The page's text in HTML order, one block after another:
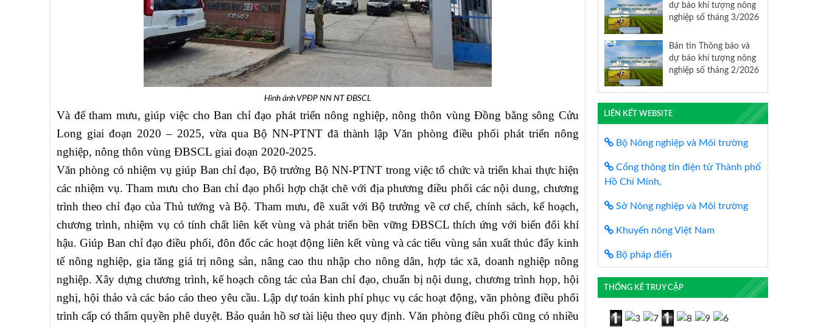
Hình ảnh VPĐP NN NT ĐBSCL
Và để tham mưu, giúp việc cho Ban chỉ đạo phát triển nông nghiệp, nông thôn vùng Đồng bằng sông Cửu
Long giai đoạn 2020 – 2025, vừa qua Bộ NN-PTNT đã thành lập Văn phòng điều phối phát triển nông
nghiệp, nông thôn vùng ĐBSCL giai đoạn 2020-2025.
Văn phòng có nhiệm vụ giúp Ban chỉ đạo, Bộ trưởng Bộ NN-PTNT trong việc tổ chức và triển khai thực hiện
các nhiệm vụ. Tham mưu cho Ban chỉ đạo phối hợp chặt chẽ với địa phương điều phối các nội dung, chương
trình theo chỉ đạo của Thủ tướng và Bộ. Tham mưu, đề xuất với Bộ trưởng về cơ chế, chính sách, kế hoạch,
chương trình, nhiệm vụ có tính chất liên kết vùng và phát triển bền vững ĐBSCL thích ứng với biến đổi khí
hậu. Giúp Ban chỉ đạo điều phối, đôn đốc các hoạt động liên kết vùng và các tiểu vùng sản xuất thúc đẩy kinh
tế nông nghiệp, gia tăng giá trị nông sản, nâng cao thu nhập cho nông dân, hợp tác xã, doanh nghiệp nông
nghiệp. Xây dựng chương trình, kế hoạch công tác của Ban chỉ đạo, chuẩn bị nội dung, chương trình họp, hội
nghị, hội thảo và các báo cáo theo yêu cầu. Lập dự toán kinh phí phục vụ các hoạt động, văn phòng điều phối
trình cấp có thẩm quyền phê duyệt. Bảo quản hồ sơ tài liệu theo quy định. Văn phòng điều phối cũng có nhiều
dự báo khí tượng nông
nghiệp số tháng 3/2026
Bản tin Thông báo và
dự báo khí tượng nông
nghiệp số tháng 2/2026
LIÊN KẾT WEBSITE
Bộ Nông nghiệp và Môi trường
Cổng thông tin điện tử Thành phố
Hồ Chí Minh,
Sở Nông nghiệp và Môi trường
Khuyến nông Việt Nam
Bộ pháp điển
THỐNG KÊ TRUY CẬP